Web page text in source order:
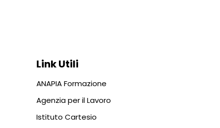
Link Utili
ANAPIA Formazione
Agenzia per il Lavoro
Istituto Cartesio